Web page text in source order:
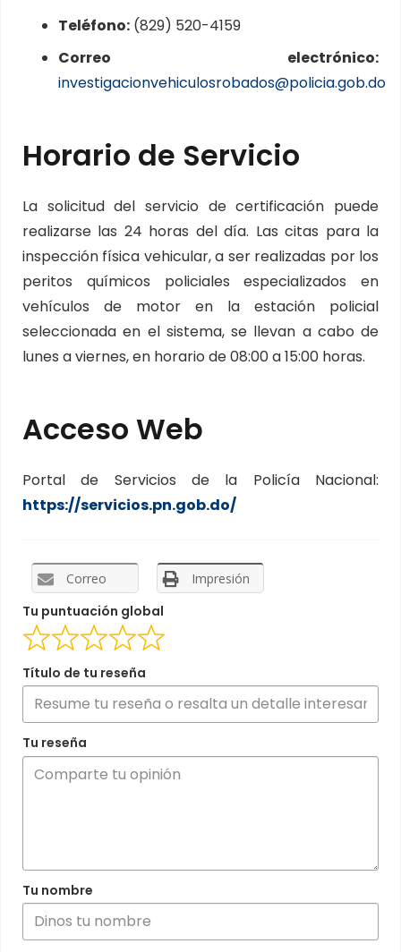
Teléfono: (829) 520-4159
Correo electrónico:
investigacionvehiculosrobados@policia.gob.do
Horario de Servicio
La solicitud del servicio de certificación puede
realizarse las 24 horas del día. Las citas para la
inspección física vehicular, a ser realizadas por los
peritos químicos policiales especializados en
vehículos de motor en la estación policial
seleccionada en el sistema, se llevan a cabo de
lunes a viernes, en horario de 08:00 a 15:00 horas.
Acceso Web
Portal de Servicios de la Policía Nacional:
https://servicios.pn.gob.do/
Correo Impresión
Tu puntuación global
Título de tu reseña
Tu reseña
Tu nombre